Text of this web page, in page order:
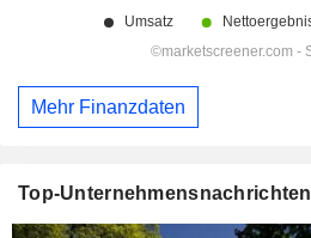
Mehr Finanzdaten
Top-Unternehmensnachrichten